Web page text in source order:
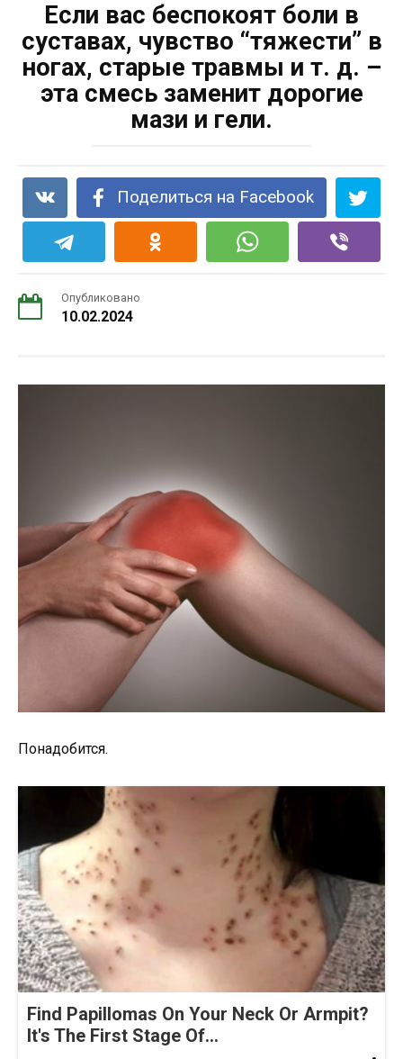
Если вас беспокоят боли в
суставах, чувство “тяжести” в
ногах, старые травмы и т. д. –
эта смесь заменит дорогие
мази и гели.
Поделиться на Facebook
Опубликовано
10.02.2024
Понадобится.
Find Papillomas On Your Neck Or Armpit?
It's The First Stage Of...